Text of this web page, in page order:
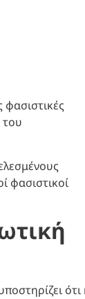
του
φασιστικοί
ότι